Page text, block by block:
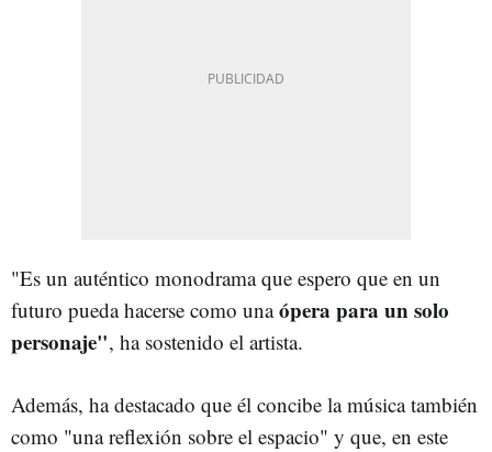
"Es un auténtico monodrama que espero que en un
futuro pueda hacerse como unaópera para un solo
personaje", ha sostenido el artista.
Además, ha destacado que él concibe la música también
como "una reflexión sobre el espacio" y que, en este